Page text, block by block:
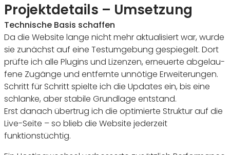
Projektdetails – Umsetzung
Tech­ni­sche Basis schaffen
Da die Website lange nicht mehr aktua­li­siert war, wurde
sie zunächst auf eine Test­um­ge­bung gespie­gelt. Dort
prüfte ich alle Plugins und Lizenzen, erneu­erte abge­lau­
fene Zugänge und entfernte unnö­tige Erwei­te­rungen.
Schritt für Schritt spielte ich die Updates ein, bis eine
schlanke, aber stabile Grund­lage entstand.
Erst danach über­trug ich die opti­mierte Struktur auf die
Live-Seite – so blieb die Website jeder­zeit
funktionstüchtig.